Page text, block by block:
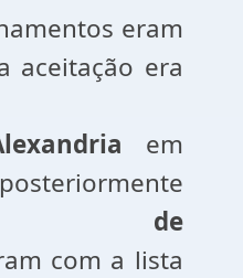
eram
aceitação era
em
de
com a lista